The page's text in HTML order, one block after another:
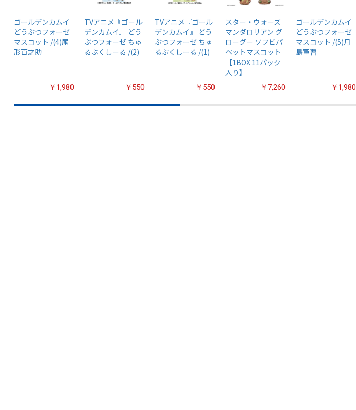
ゴールデンカムイ
どうぶつフォーゼ
マスコット /(4)尾
形百之助
￥1,980
TVアニメ『ゴール
デンカムイ』 どう
ぶつフォーゼ ちゅ
るぷくしーる /(2)
￥550
TVアニメ『ゴール
デンカムイ』 どう
ぶつフォーゼ ちゅ
るぷくしーる /(1)
￥550
スター・ウォーズ
マンダロリアン グ
ローグー ソフビパ
ペットマスコット
【1BOX 11パック
入り】
￥7,260
ゴールデンカムイ
どうぶつフォーゼ
マスコット /(5)月
島軍曹
￥1,980